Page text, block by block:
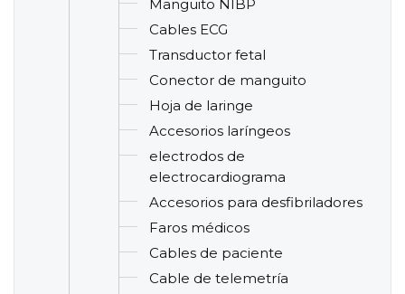
Manguito NIBP
Cables ECG
Transductor fetal
Conector de manguito
Hoja de laringe
Accesorios laríngeos
electrodos de
electrocardiograma
Accesorios para desfibriladores
Faros médicos
Cables de paciente
Cable de telemetría